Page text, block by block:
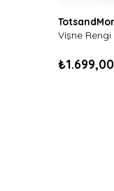
₺1.699,00